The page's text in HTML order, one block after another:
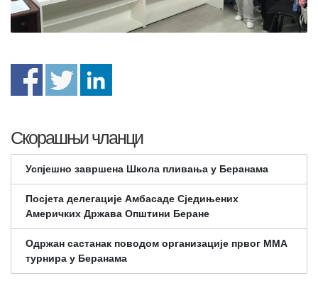
Скорашњи чланци
Успјешно завршена Школа пливања у Беранама
Посјета делегације Амбасаде Сједињених
Америчких Држава Општини Беране
Одржан састанак поводом организације првог ММА
турнира у Беранама